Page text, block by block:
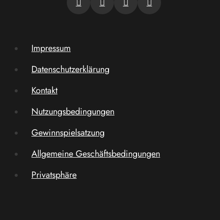
Impressum
Datenschutzerklärung
Kontakt
Nutzungsbedingungen
Gewinnspielsatzung
Allgemeine Geschäftsbedingungen
Privatsphäre